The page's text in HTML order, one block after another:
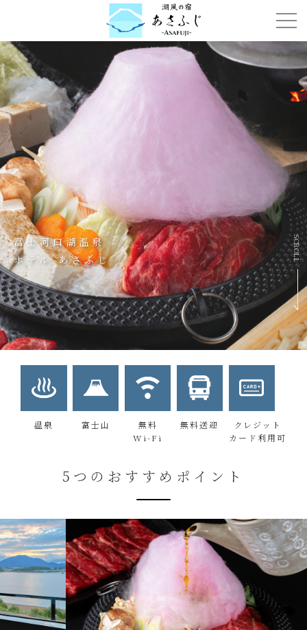
SCROLL
富士河口湖温泉
ホテル あさふじ
温泉 富士山
無料
Wi-Fi
無料送迎
クレジット
カード利用可
5つのおすすめポイント